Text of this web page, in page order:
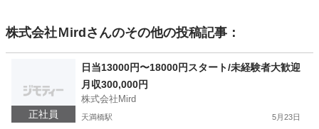
株式会社Ｍird さんのその他の投稿記事：
正社員
日当13000円〜18000円スタート/未経験者大歓迎
月収300,000円
株式会社Mird
天満橋駅 5月23日